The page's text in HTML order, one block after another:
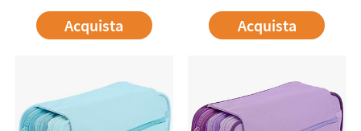
Acquista
Acquista